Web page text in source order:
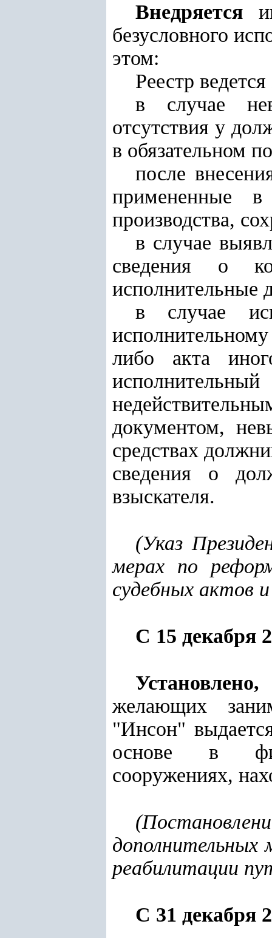
Внедряется
безусловного
этом:
Реестр
в случае
отсутствия у
в обязательном
после
примененные
производства,
в случае
сведения о
исполнительные
в случае
либо акта
документом,
средствах
сведения о
взыскателя.
(Указ
мерах по
судебных актов
С 15 декабря
желающих
"Инсон"
основе в
сооружениях,
(
дополнительных
реабилитации
С 31 декабря